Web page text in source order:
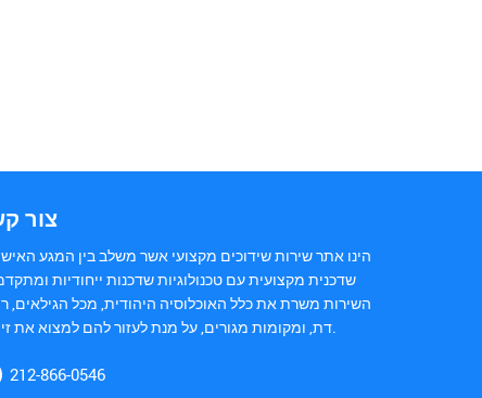
צור
הינו אתר שירות שידוכים מקצועי אשר משלב בין המגע
שדכנית מקצועית עם טכנולוגיות שדכנות ייחודיות
השירות משרת את כלל האוכלוסיה היהודית, מכל הגילאים,
דת, ומקומות מגורים, על מנת לעזור להם למצוא את זיווגם.
212-866-0546